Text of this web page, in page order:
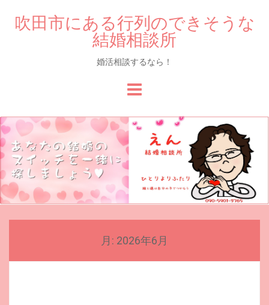
吹田市にある行列のできそうな
結婚相談所
婚活相談するなら！
to
content
月: 2026年6月